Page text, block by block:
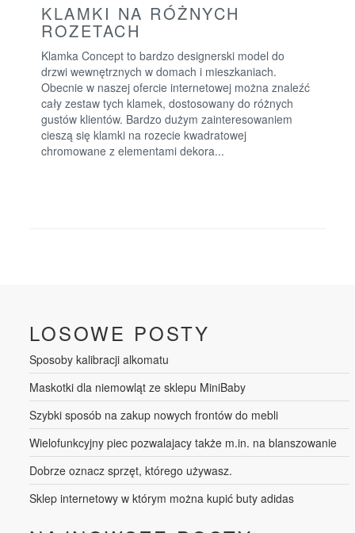
KLAMKI NA RÓŻNYCH
ROZETACH
Klamka Concept to bardzo designerski model do
drzwi wewnętrznych w domach i mieszkaniach.
Obecnie w naszej ofercie internetowej można znaleźć
cały zestaw tych klamek, dostosowany do różnych
gustów klientów. Bardzo dużym zainteresowaniem
cieszą się klamki na rozecie kwadratowej
chromowane z elementami dekora...
LOSOWE POSTY
Sposoby kalibracji alkomatu
Maskotki dla niemowląt ze sklepu MiniBaby
Szybki sposób na zakup nowych frontów do mebli
Wielofunkcyjny piec pozwalajacy także m.in. na blanszowanie
Dobrze oznacz sprzęt, którego używasz.
Sklep internetowy w którym można kupić buty adidas